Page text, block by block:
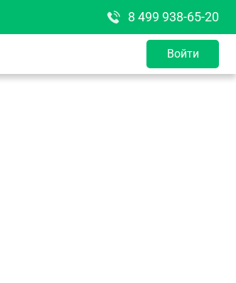
8 499 938-65-20
Войти